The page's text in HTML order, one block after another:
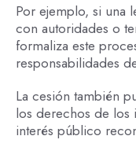
Por ejemplo, si una
con autoridades o
formaliza este
responsabilidades
La cesión también
los derechos de los
interés público